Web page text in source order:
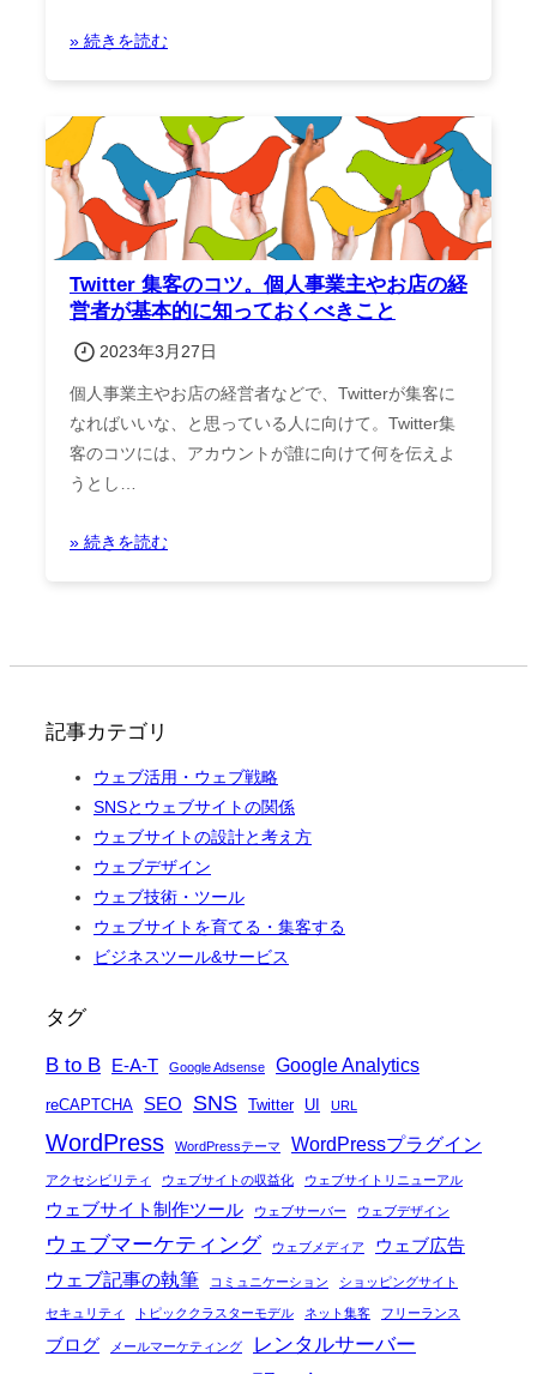
» 続きを読む
Twitter 集客のコツ。個人事業主やお店の経
営者が基本的に知っておくべきこと
2023年3月27日
個人事業主やお店の経営者などで、Twitterが集客に
なればいいな、と思っている人に向けて。Twitter集
客のコツには、アカウントが誰に向けて何を伝えよ
うとし…
» 続きを読む
記事カテゴリ
ウェブ活用・ウェブ戦略
SNSとウェブサイトの関係
ウェブサイトの設計と考え方
ウェブデザイン
ウェブ技術・ツール
ウェブサイトを育てる・集客する
ビジネスツール&サービス
タグ
B to B E-A-T Google Adsense Google Analytics
reCAPTCHA SEO SNS Twitter UI URL
WordPress WordPressテーマ WordPressプラグイン
アクセシビリティ ウェブサイトの収益化 ウェブサイトリニューアル
ウェブサイト制作ツール ウェブサーバー ウェブデザイン
ウェブマーケティング ウェブメディア ウェブ広告
ウェブ記事の執筆 コミュニケーション ショッピングサイト
セキュリティ トピッククラスターモデル ネット集客 フリーランス
ブログ メールマーケティング レンタルサーバー